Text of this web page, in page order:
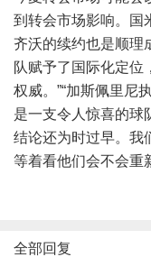
到转会市场影响。国
齐沃的续约也是顺理
队赋予了国际化定位
权威。”“加斯佩里尼
是一支令人惊喜的球
结论还为时过早。我
等着看他们会不会重
全部回复